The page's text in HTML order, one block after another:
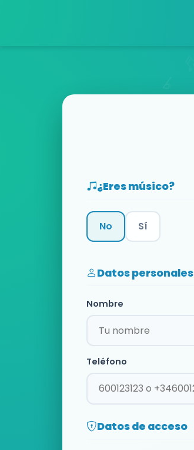
¿Eres músico?
No Sí
Datos personales
Nombre
Teléfono
Datos de acceso